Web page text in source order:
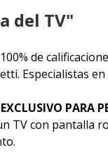
del TV"
de
Especialistas
PARA
TV con pantalla